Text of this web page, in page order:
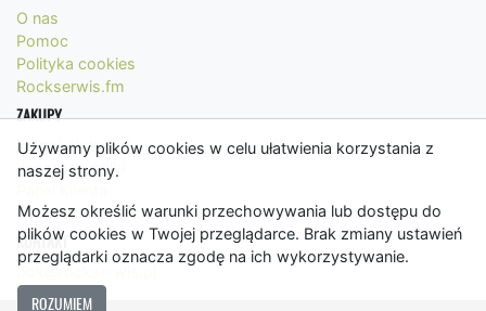
Używamy plików cookies w celu ułatwienia korzystania z
naszej strony.
Możesz określić warunki przechowywania lub dostępu do
plików cookies w Twojej przeglądarce. Brak zmiany ustawień
przeglądarki oznacza zgodę na ich wykorzystywanie.
ROZUMIEM
O nas
Pomoc
Polityka cookies
Rockserwis.fm
ZAKUPY
Formy płatności
Koszty wysyłki
Regulamin
KONTAKT
bok@rockserwis.pl